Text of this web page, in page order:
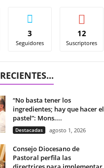
3
Seguidores
12
Suscriptores
“No basta tener los
ingredientes; hay que hacer el
pastel”: Mons....
Destacadas agosto 1, 2026
Consejo Diocesano de
Pastoral perfila las